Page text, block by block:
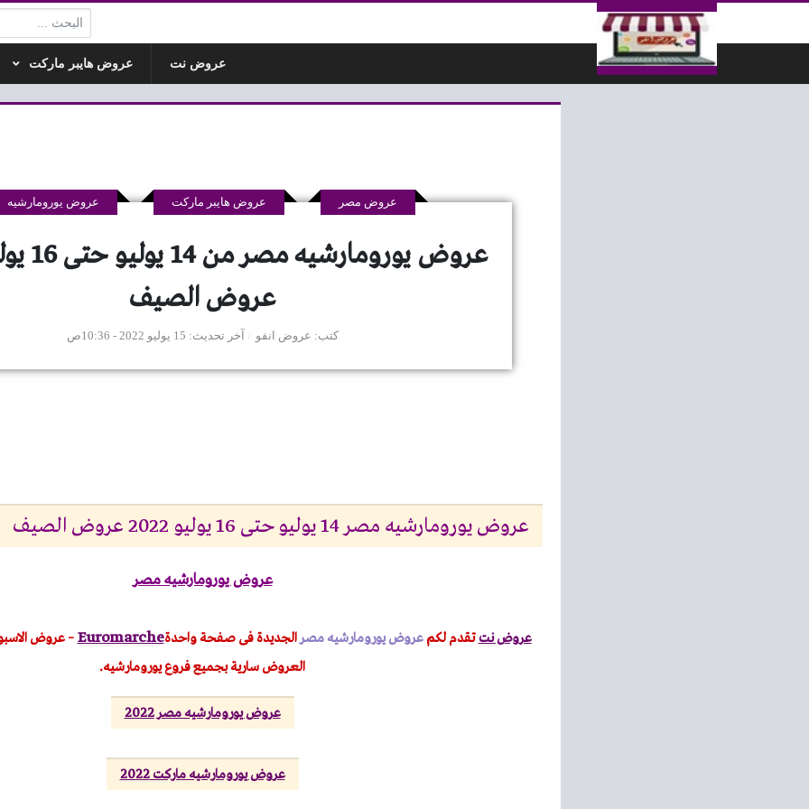
التخطي إلى المحتوى
البحث:
عروض نت عروض هايبر ماركت
عروض الصيف
كتب عروض انفو
عروض مصر عروض هايبر ماركت عروض يورومارشيه
آخر تحديث 15 يوليو 2022 - 10:36ص
عروض يورومارشيه مصر 14 يوليو حتى 16 يوليو 2022 عروض الصيف
عروض يورومارشيه مصر
عروض نت تقدم لكمعروضيورومارشيه مصرالجديدة فى صفحة واحدةEuromarche – عروض
العروض سارية بجميع فروع يورومارشيه.
عروض يورومارشيه مصر 2022
عروض يورومارشيه ماركت 2022